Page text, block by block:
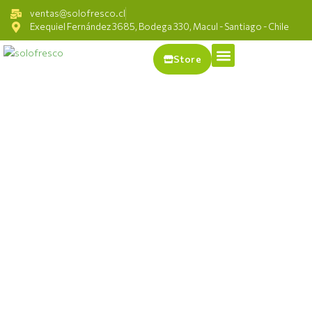
ventas@solofresco.cl
Exequiel Fernández 3685, Bodega 330, Macul - Santiago - Chile
Store